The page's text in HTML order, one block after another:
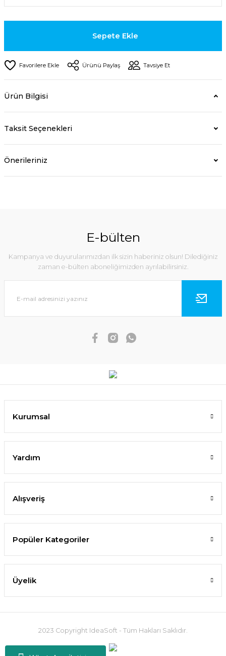
Sepete Ekle
Ürünü Paylaş Tavsiye Et
Ürün Bilgisi
Taksit Seçenekleri
Önerileriniz
E-bülten
Kampanya ve duyurularımızdan ilk sizin haberiniz olsun! Dilediğiniz
zaman e-bülten aboneliğimizden ayrılabilirsiniz.
Kurumsal
Yardım
Alışveriş
Popüler Kategoriler
Üyelik
2023 Copyright IdeaSoft - Tüm Hakları Saklıdır.